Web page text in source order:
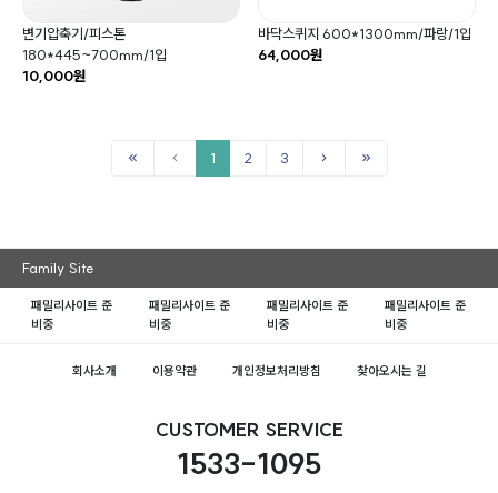
변기압축기/피스톤
180*445~700mm/1입
10,000원
바닥스퀴지 600*1300mm/파랑/1입
64,000원
1 2 3
Family Site
패밀리사이트 준
비중
패밀리사이트 준
비중
패밀리사이트 준
비중
패밀리사이트 준
비중
회사소개 이용약관 개인정보처리방침 찾아오시는 길
CUSTOMER SERVICE
1533-1095